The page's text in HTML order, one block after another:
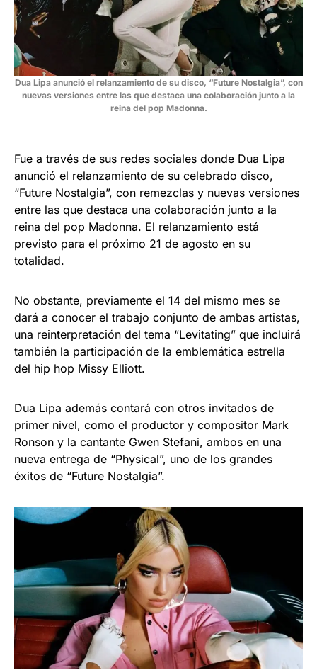
Dua Lipa anunció el relanzamiento de su disco, “Future Nostalgia”, con
nuevas versiones entre las que destaca una colaboración junto a la
reina del pop Madonna.
Fue a través de sus redes sociales donde Dua Lipa
anunció el relanzamiento de su celebrado disco,
“Future Nostalgia”, con remezclas y nuevas versiones
entre las que destaca una colaboración junto a la
reina del pop Madonna. El relanzamiento está
previsto para el próximo 21 de agosto en su
totalidad.
No obstante, previamente el 14 del mismo mes se
dará a conocer el trabajo conjunto de ambas artistas,
una reinterpretación del tema “Levitating” que incluirá
también la participación de la emblemática estrella
del hip hop Missy Elliott.
Dua Lipa además contará con otros invitados de
primer nivel, como el productor y compositor Mark
Ronson y la cantante Gwen Stefani, ambos en una
nueva entrega de “Physical”, uno de los grandes
éxitos de “Future Nostalgia”.